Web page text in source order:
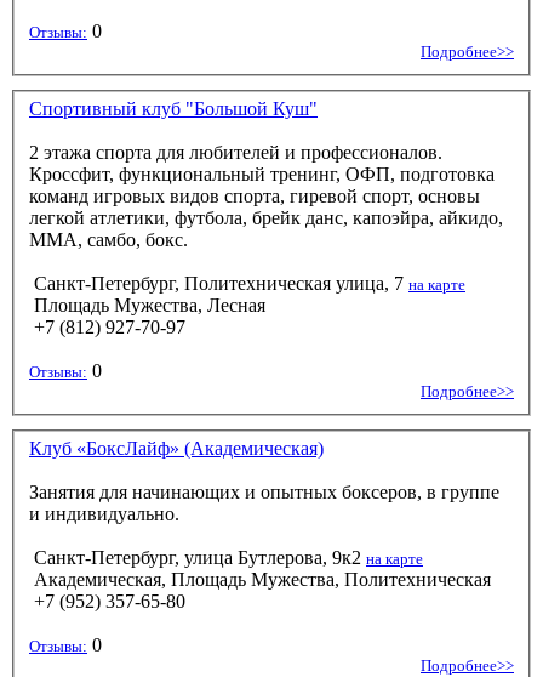
Отзывы: 0
Подробнее>>
Спортивный клуб "Большой Куш"
2 этажа спорта для любителей и профессионалов.
Кроссфит, функциональный тренинг, ОФП, подготовка
команд игровых видов спорта, гиревой спорт, основы
легкой атлетики, футбола, брейк данс, капоэйра, айкидо,
ММА, самбо, бокс.
Санкт-Петербург, Политехническая улица, 7 на карте
Площадь Мужества, Лесная
+7 (812) 927-70-97
Отзывы: 0
Подробнее>>
Клуб «БоксЛайф» (Академическая)
Занятия для начинающих и опытных боксеров, в группе
и индивидуально.
Санкт-Петербург, улица Бутлерова, 9к2 на карте
Академическая, Площадь Мужества, Политехническая
+7 (952) 357-65-80
Отзывы: 0
Подробнее>>